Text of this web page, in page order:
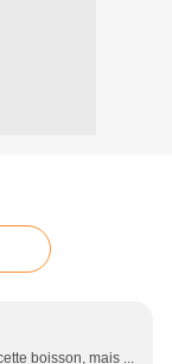
boisson, mais ...